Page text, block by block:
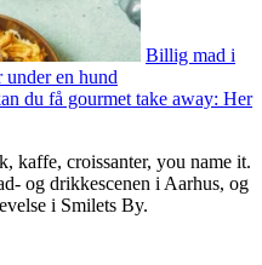
Billig mad i
en hund
du få gourmet take away: Her
kaffe, croissanter, you name it.
og drikkescenen i Aarhus, og
i Smilets By.